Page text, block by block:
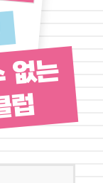
없는
럽